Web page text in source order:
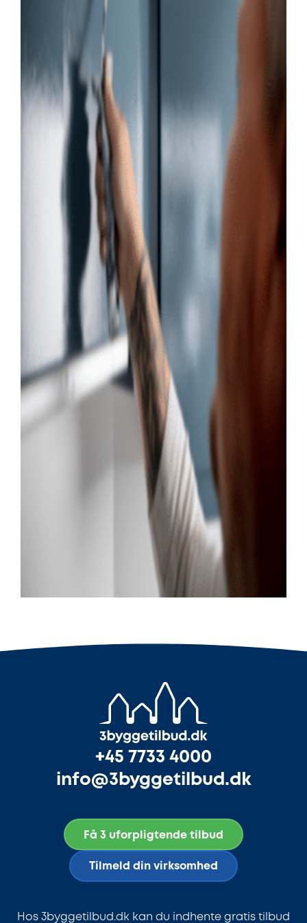
+45 7733 4000
info@3byggetilbud.dk
Få 3 uforpligtende tilbud
Tilmeld din virksomhed
Hos 3byggetilbud.dk kan du indhente gratis tilbud